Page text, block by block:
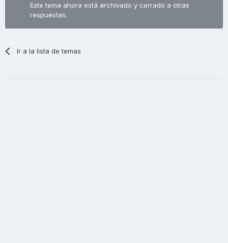
Este tema ahora está archivado y cerrado a otras
respuestas.
Ir a la lista de temas